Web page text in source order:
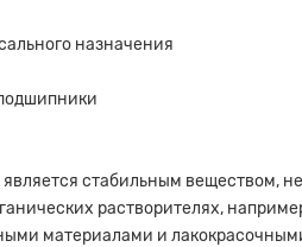
назначения
является стабильным
растворителях,
материалами и
Заявка на расчет